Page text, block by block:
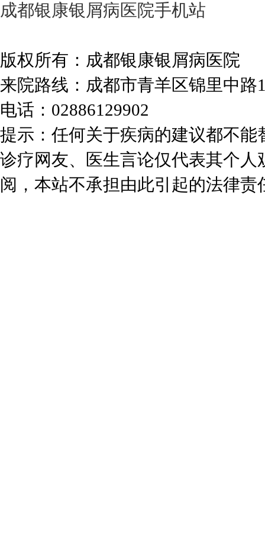
成都银康银屑病医院手机站
版权所有：成都银康银屑病医院
来院路线：成都市青羊区锦里中
电话：02886129902
提示：任何关于疾病的建议都不
诊疗网友、医生言论仅代表其个
阅，本站不承担由此引起的法律责